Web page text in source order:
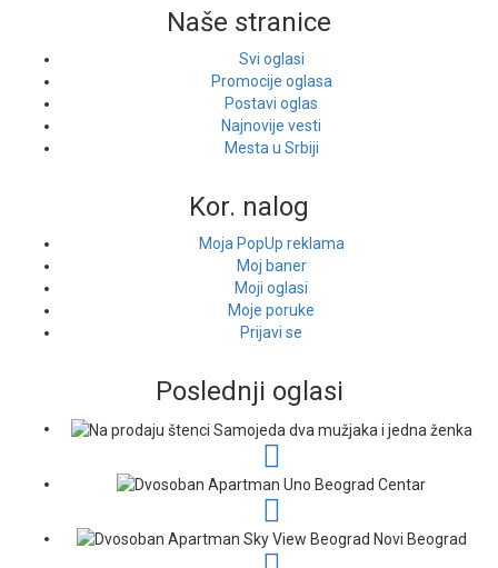
Naše stranice
Svi oglasi
Promocije oglasa
Postavi oglas
Najnovije vesti
Mesta u Srbiji
Kor. nalog
Moja PopUp reklama
Moj baner
Moji oglasi
Moje poruke
Prijavi se
Poslednji oglasi